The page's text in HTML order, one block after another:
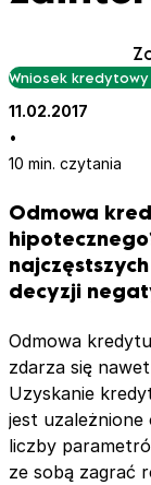
Wniosek kredytowy
11.02.2017
•
10 min. czytania
Odmowa
decyzji
Odmowa
zdarza się
Uzyskanie
jest uzależnione
liczby
ze sobą zagrać